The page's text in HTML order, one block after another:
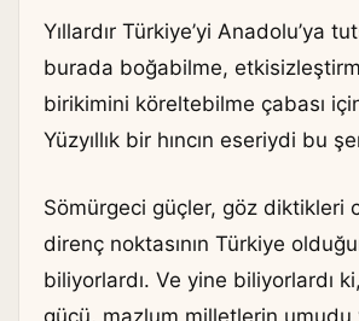
Yıllardır Türkiye’yi Anadolu’ya
burada boğabilme,
birikimini köreltebilme çabası
Yüzyıllık bir hıncın eseriydi bu
Sömürgeci güçler, göz diktikleri
direnç noktasının Türkiye
biliyorlardı. Ve yine biliyorlardı
gücü, mazlum milletlerin umudu